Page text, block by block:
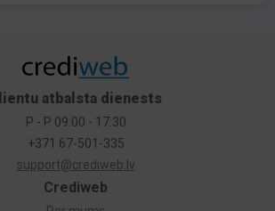
Crediweb
atbalsta dienests
P - P 09:00 - 17:30
+371 67-501-335
support@crediweb.lv